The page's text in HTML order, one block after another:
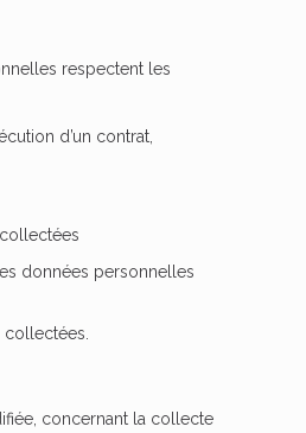
respectent les
d’un contrat,
données personnelles
concernant la collecte